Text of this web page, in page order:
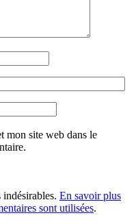
mon site web dans le
En savoir plus
sont utilisées.